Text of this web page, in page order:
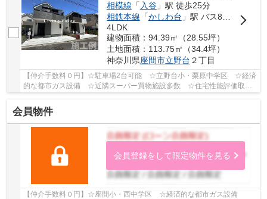
相模線 「 入谷」駅 徒歩25分
相鉄本線 「かしわ台 」駅 バス8分 「立野台コミュニティセンター入口」 停歩8分
4LDK
建物面積：94.39㎡（28.55坪）
土地面積：113.75㎡（34.4坪）
神奈川県座間市立野台 ２丁目
【仲介手数料０円】☆駐車場2台可能 ☆立野台小・栗原中学区 ☆経済
的な都市ガス設備 ☆近隣スーパー買物施設多数 ☆住宅性能評価取得
会員物件
会員登録をして限定物件を見る
【仲介手数料０円】☆座間小・西中学区 ☆経済的な都市ガス設備